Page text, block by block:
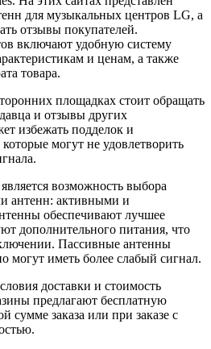
для музыкальных центров LG, а
отзывы покупателей.
включают удобную систему
и ценам, а также
товара.
площадках стоит обращать
и отзывы других
избежать подделок и
могут не удовлетворить
возможность выбора
антенн: активными и
обеспечивают лучшее
дополнительного питания, что
Пассивные антенны
могут иметь более слабый сигнал.
доставки и стоимость
предлагают бесплатную
сумме заказа или при заказе с